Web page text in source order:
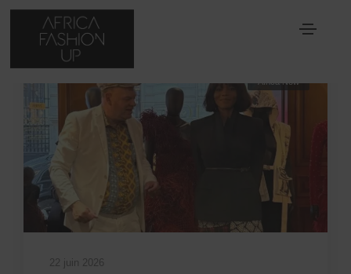
Africa Now
22 juin 2026